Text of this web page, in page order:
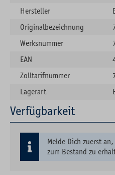
Hersteller
Originalbezeichnung
Werksnummer
EAN
Zolltarifnummer
Lagerart
Verfügbarkeit
Melde Dich zuerst
zum Bestand zu